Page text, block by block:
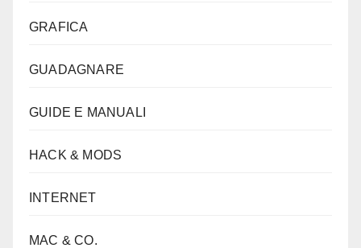
GRAFICA
GUADAGNARE
GUIDE E MANUALI
HACK & MODS
INTERNET
MAC & CO.